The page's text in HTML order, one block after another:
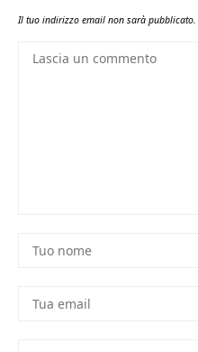
Il tuo indirizzo email non sarà pubblicato.